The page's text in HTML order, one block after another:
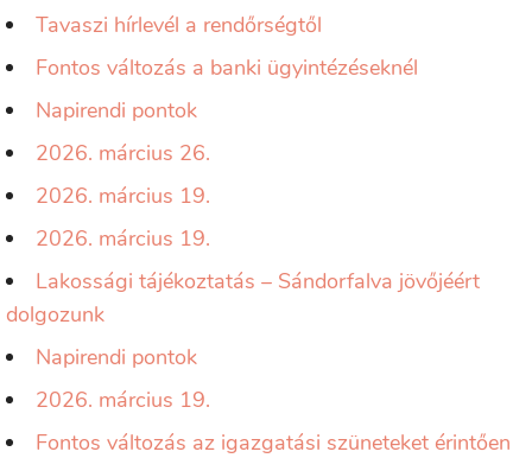
Tavaszi hírlevél a rendőrségtől
Fontos változás a banki ügyintézéseknél
Napirendi pontok
2026. március 26.
2026. március 19.
2026. március 19.
Lakossági tájékoztatás – Sándorfalva jövőjéért
dolgozunk
Napirendi pontok
2026. március 19.
Fontos változás az igazgatási szüneteket érintően